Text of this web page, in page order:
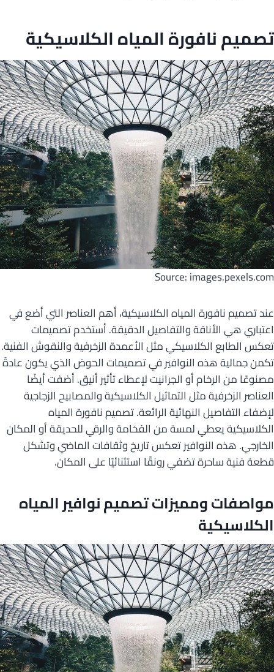
تصميم نافورة المياه الكلاسيكية
Source: images.pexels.com
عند تصميم نافورة المياه الكلاسيكية، أهم العناصر التي أضع في
اعتباري هي الأناقة والتفاصيل الدقيقة. أستخدم تصميمات
تعكس الطابع الكلاسيكي مثل الأعمدة الزخرفية والنقوش الفنية.
تكمن جمالية هذه النوافير في تصميمات الحوض الذي يكون عادةً
مصنوعًا من الرخام أو الجرانيت لإعطاء تأثير أنيق. أضفت أيضًا
العناصر الزخرفية مثل التماثيل الكلاسيكية والمصابيح الزجاجية
لإضفاء التفاصيل النهائية الرائعة. تصميم نافورة المياه
الكلاسيكية يعطي لمسة من الفخامة والرقي للحديقة أو المكان
الخارجي. هذه النوافير تعكس تاريخ وثقافات الماضي وتشكل
قطعة فنية ساحرة تضفي رونقًا استثنائيًا على المكان.
مواصفات ومميزات تصميم نوافير المياه
الكلاسيكية